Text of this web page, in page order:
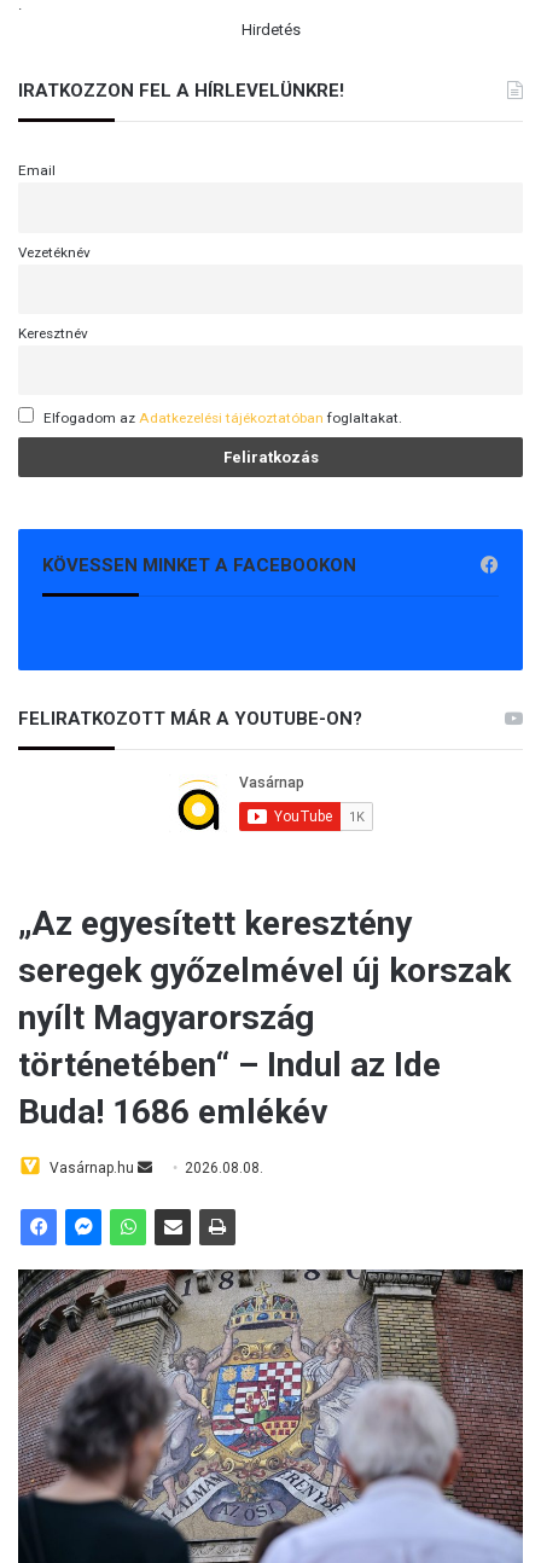
.
Hirdetés
IRATKOZZON FEL A HÍRLEVELÜNKRE!
Email
Vezetéknév
Keresztnév
Elfogadom az Adatkezelési tájékoztatóban foglaltakat.
KÖVESSEN MINKET A FACEBOOKON
FELIRATKOZOTT MÁR A YOUTUBE-ON?